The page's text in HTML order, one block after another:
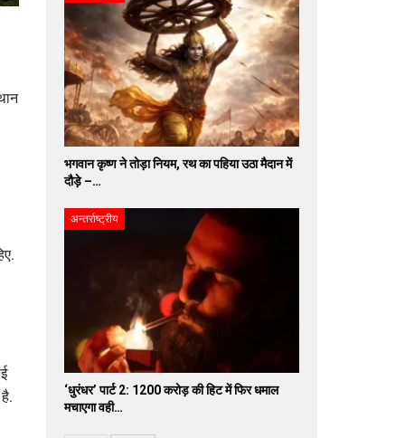
भगवान कृष्ण ने तोड़ा नियम, रथ का पहिया उठा मैदान में
दौड़े –…
अन्तर्राष्ट्रीय
‘धुरंधर’ पार्ट 2: 1200 करोड़ की हिट में फिर धमाल
मचाएगा वही…